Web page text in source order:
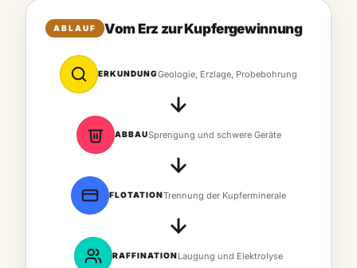
ABLAUF Vom Erz zur Kupfergewinnung
ERKUNDUNGGeologie, Erzlage, Probebohrung
ABBAUSprengung und schwere Geräte
FLOTATIONTrennung der Kupferminerale
RAFFINATIONLaugung und Elektrolyse